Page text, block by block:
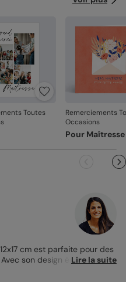
Toutes
Remerciements
Occasions
Pour Maîtresse
cm est parfaite pour des
Avec son design épuréLire la suite